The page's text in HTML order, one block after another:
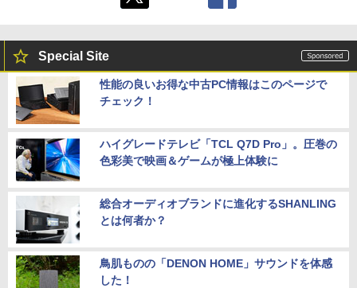
Special Site
性能の良いお得な中古PC情報はこのページで
チェック！
ハイグレードテレビ「TCL Q7D Pro」。圧巻の
色彩美で映画＆ゲームが極上体験に
総合オーディオブランドに進化するSHANLING
とは何者か？
鳥肌ものの「DENON HOME」サウンドを体感
した！